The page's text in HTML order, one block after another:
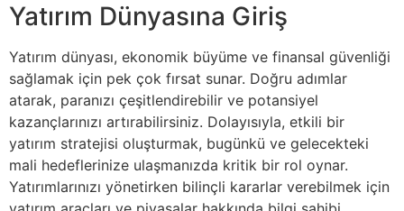
Yatırım Dünyasına Giriş
Yatırım dünyası, ekonomik büyüme ve finansal güvenliği
sağlamak için pek çok fırsat sunar. Doğru adımlar
atarak, paranızı çeşitlendirebilir ve potansiyel
kazançlarınızı artırabilirsiniz. Dolayısıyla, etkili bir
yatırım stratejisi oluşturmak, bugünkü ve gelecekteki
mali hedeflerinize ulaşmanızda kritik bir rol oynar.
Yatırımlarınızı yönetirken bilinçli kararlar verebilmek için